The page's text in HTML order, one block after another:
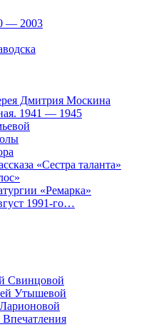
— 2003
Дмитрия Москина
1941 — 1945
«Сестра таланта»
«Ремарка»
1991-го…
Свинцовой
Утышевой
Впечатления